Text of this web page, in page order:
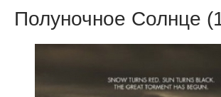
Полуночное Солнце